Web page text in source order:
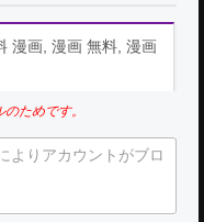
漫画, 漫画 無料, 漫画
ためです。
よりアカウントがブロ